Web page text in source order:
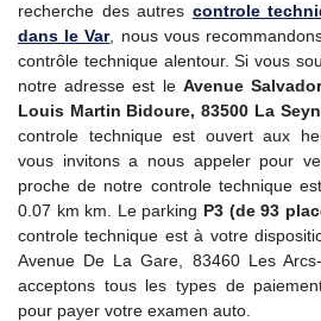
recherche des autres controle
dans le Var, nous vous
contrôle technique alentour. Si vous
notre adresse est le Avenue
Louis Martin Bidoure, 83500 La
controle technique est ouvert aux
vous invitons a nous appeler pour
proche de notre controle technique
0.07 km km. Le parking P3 (de 93
controle technique est à votre
Avenue De La Gare, 83460 Les
acceptons tous les types de
pour payer votre examen auto.